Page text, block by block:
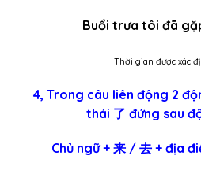
Buổi trưa tôi đã
Thời gian được xác
4, Trong câu liên động 2
thái 了 đứng sau
Chủ ngữ + 来 / 去 + địa